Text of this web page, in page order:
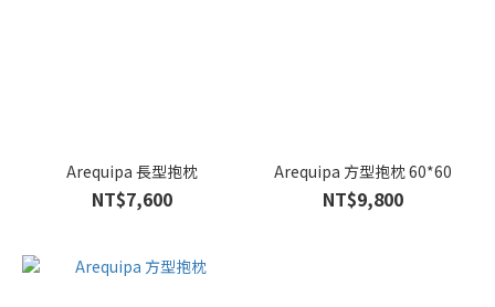
Arequipa 長型抱枕
NT$7,600
Arequipa 方型抱枕 60*60
NT$9,800